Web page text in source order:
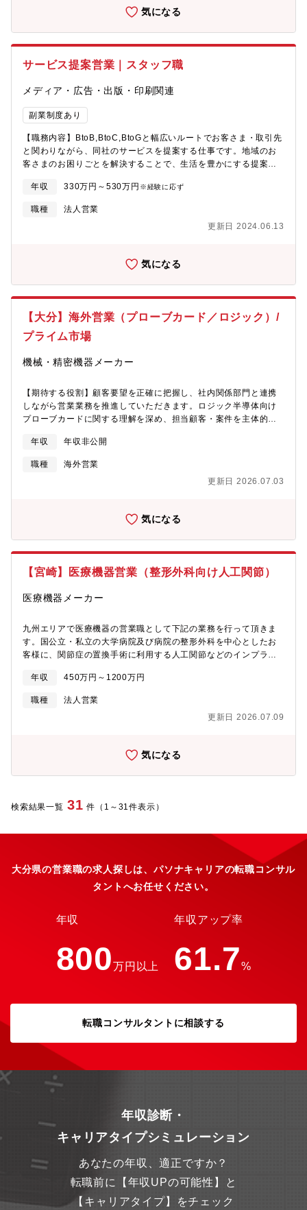
Pivot Knee」の臨床成績を基にデザインされた「EVOLUTION」
動きが再現されています。■人工股関節（hip領域）：通常の形状
きる「チェンジャブルタイプ」も扱っており、現場のニーズに合
での営業活動となります。また随時WEB、電話での社内のコミュ
ニケーションに加え、最低月1回は営業所ごとの会議を行っており
ます。【ご入社後の流れ】ご入社後3週間ほどは座学トレーニン
グ、その後1か月OJTとして先輩に同行し、再度3週間ほどの座学
トレーニングを行っております。その後も適宜知識のインプット
の場を設けております。【魅力】■従業員数90名と少数精鋭だから
ンティブは四半期ごとの支給であり、頑張りが成果として感じや
膝関節症、慢性リウマチにより失った膝関節の機能改善を助けま
す。「ADVANCE Medial Pivot Knee」の臨床成績を基にデザイ
節（hip領域）：通常の形状（FIXタイプ）だけでなく、患者の骨
気になる
サービス提案営業｜スタッフ職
メディア・広告・出版・印刷関連
副業制度あり
【職務内容】BtoB,BtoC,BtoGと幅広いルートでお客さま・取引先
と関わりながら、同社のサービスを提案する仕事です。地域のお
客さまのお困りごとを解決することで、生活を豊かにする提案を
ます。・地元家電店を中心とした代理店に対するルートセール
ス。代理店への当社サービス販売支援・工事支援・大分県内の行
政や法人向けに地域ビジネス、ソリューション事業の提案を行う
営業業務や公衆無線LANや監視カメラの整備、セキュリティ対策
産育児介護等のライフイベントを迎えても、時短勤務等を利用し
ます。※同社で採用後、某社勤務（配属）となります。【魅力】
す。また、各プロジェクトへ従事していただくため大きな満足感
や達成感を得ることができます。従事していただく業務により、
のサービスをお客さまに提供することで、大分県全体に貢献でき
消することで、お客さまから感謝されることが多い点／地元家電
店を中心に販売支援を行うことでお客さまの開拓・創出に必要な
指導力、企画力が身につく点・加入者への新プラン・新設備の提
案営業のため営業実績を残しやすい点【募集背景】・営業、サポ
織構成】某社全体 235名内、営業本部 59名（管理職8名、一般
職51名 ※受入出向社、派遣社員含む）【キャリアパス】入社直
ーや管理職としてのキャリアを積むことが可能です。会社全体に
を積むことも可能です。【求める人物像】・自身の業務を通じて
地域の発展に貢献したい方・社会の一員として、法律・規則を遵
守するだけでなく、会社の規則・方針に従うことが出来る方・企
業目標の実現に積極的に関与するため、目標達成・生産性向上の
ための提言を実現することができる方・コミュニケーション能力
年収 330万円～530万円 ※経験に応ず
職種
法人営業
更新日 2024.06.13
気になる
【大分】海外営業（プローブカード／ロジック）/
プライム市場
機械・精密機器メーカー
【期待する役割】顧客要望を正確に把握し、社内関係部門と連携
しながら営業業務を推進していただきます。ロジック半導体向け
プローブカードに関する理解を深め、担当顧客・案件を主体的に
だくことを期待しています。【業務内容】PC事業本部 ノンメモリ
ー営業部にて、ロジック半導体向けプローブカードの営業業務全
般を担当していただきます。海外現地法人・国内顧客および工場
（生産管理／技術・設計／製造）と連携し、以下の業務を行いま
い、英語（または第2外国語）を使用した現地法人とのコミュニケ
ん。【配属組織】PC事業本部 ノンメモリー営業部への配属となり
外現地法人との連携を前提としたグローバルな体制が特徴です。
す。【定年後について】60歳が定年ですが、同社には役職定年が
給与は可能です。60歳以上は、1年毎の契約更新となり、65歳迄
は再雇用可能です。【同社について】■半導体ウェハー完成後の検
査に使用する検査装置であるプローブカードを国内、海外のお客
品質についてもお客様の信頼を得ております。■同社は、環境に優
製品に搭載する半導体は安全かつ高品質なスペックが求められ、
より快適でより豊かな環境創りの鍵を握っています。■今後も世界
年収 年収非公開
職種
海外営業
更新日 2026.07.03
気になる
【宮崎】医療機器営業（整形外科向け人工関節）
医療機器メーカー
九州エリアで医療機器の営業職として下記の業務を行って頂きま
す。国公立・私立の大学病院及び病院の整形外科を中心としたお
客様に、関節症の置換手術に利用する人工関節などのインプラン
競合と比較しても非常に特徴的な製品を持っており、ドクターに
は引き合いが強い製品です。■商品カタログやデモ製品を持参し、
ドクターに対するPRや医局説明会■学会参加やエデュケーション
プログラムの参加■手術がある際のオペの立ち合い活動【主な製
Pivot Knee」の臨床成績を基にデザインされた「EVOLUTION」
（FIXタイプ）だけでなく、患者の骨格に合わせてパーツを選択で
きる「チェンジャブルタイプ」も扱っており、現場のニーズに合
での営業活動となります。また随時WEB、電話での社内のコミュ
ニケーションに加え、最低月1回は営業所ごとの会議を行っており
ます。【ご入社後の流れ】ご入社後3週間ほどは座学トレーニン
グ、その後1か月OJTとして先輩に同行し、再度3週間ほどの座学
トレーニングを行っております。その後も適宜知識のインプット
こそ、風通しがよく、キャリアパスも広がっております。■インセ
膝関節症、慢性リウマチにより失った膝関節の機能改善を助けま
す。「ADVANCE Medial Pivot Knee」の臨床成績を基にデザイ
節（hip領域）：通常の形状（FIXタイプ）だけでなく、患者の骨
格に合わせてパーツを選択できる「チェンジャブルタイプ」も扱
年収 450万円～1200万円
職種
法人営業
更新日 2026.07.09
気になる
検索結果一覧 31 件（1～31件表示）
大分県の営業職の求人探しは、パソナキャリアの転職コンサル
タントへお任せください。
年収
800万円以上
年収アップ率
61.7%
転職コンサルタントに相談する
年収診断・
キャリアタイプシミュレーション
あなたの年収、適正ですか？
転職前に【年収UPの可能性】と
【キャリアタイプ】をチェック